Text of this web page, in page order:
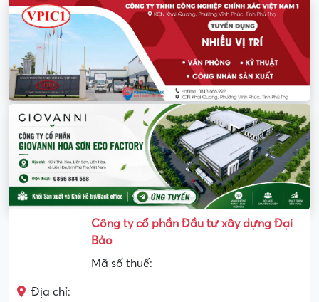
Công ty cổ phần Đầu tư xây dựng Đại
Bảo
Mã số thuế:
Địa chỉ: